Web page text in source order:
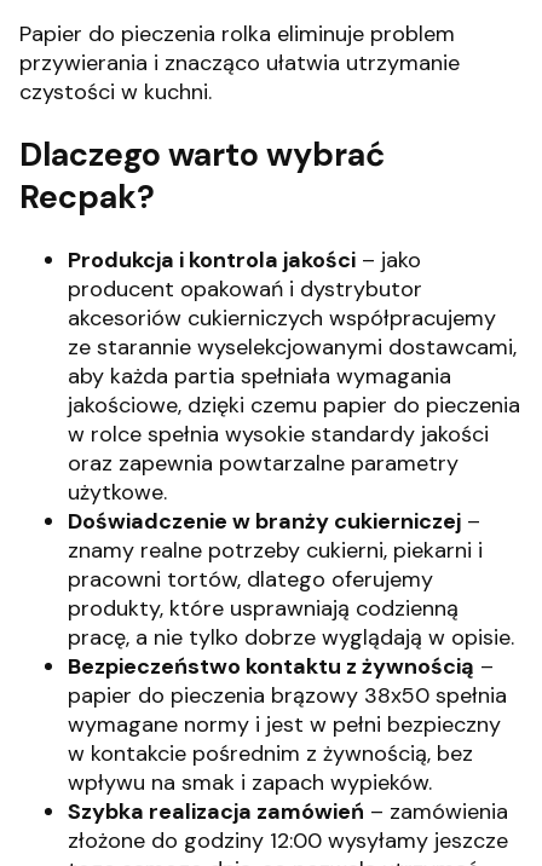
Papier do pieczenia rolka eliminuje problem
przywierania i znacząco ułatwia utrzymanie
czystości w kuchni.
Dlaczego warto wybrać
Recpak?
Produkcja i kontrola jakości – jako
producent opakowań i dystrybutor
akcesoriów cukierniczych współpracujemy
ze starannie wyselekcjowanymi dostawcami,
aby każda partia spełniała wymagania
jakościowe, dzięki czemu papier do pieczenia
w rolce spełnia wysokie standardy jakości
oraz zapewnia powtarzalne parametry
użytkowe.
Doświadczenie w branży cukierniczej –
znamy realne potrzeby cukierni, piekarni i
pracowni tortów, dlatego oferujemy
produkty, które usprawniają codzienną
pracę, a nie tylko dobrze wyglądają w opisie.
Bezpieczeństwo kontaktu z żywnością –
papier do pieczenia brązowy 38x50 spełnia
wymagane normy i jest w pełni bezpieczny
w kontakcie pośrednim z żywnością, bez
wpływu na smak i zapach wypieków.
Szybka realizacja zamówień – zamówienia
złożone do godziny 12:00 wysyłamy jeszcze